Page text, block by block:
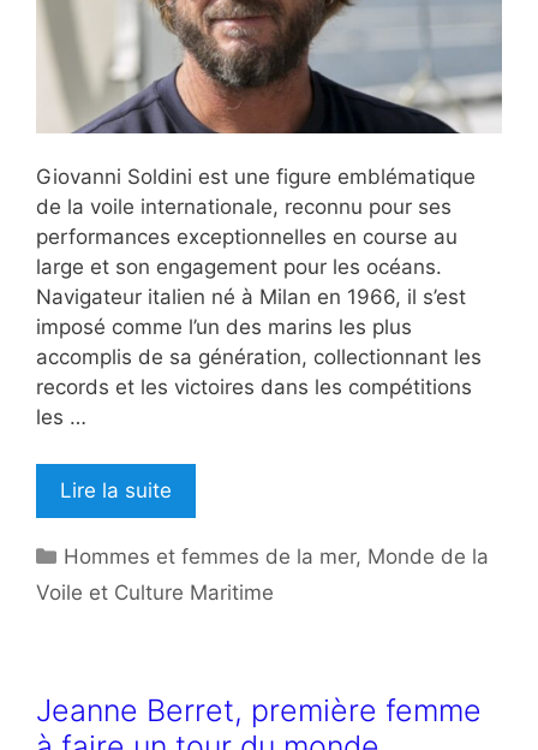
Giovanni Soldini est une figure emblématique
de la voile internationale, reconnu pour ses
performances exceptionnelles en course au
large et son engagement pour les océans.
Navigateur italien né à Milan en 1966, il s’est
imposé comme l’un des marins les plus
accomplis de sa génération, collectionnant les
records et les victoires dans les compétitions
les …
Lire la suite
Catégories
Hommes et femmes de la mer, Monde de la
Voile et Culture Maritime
Jeanne Berret, première femme